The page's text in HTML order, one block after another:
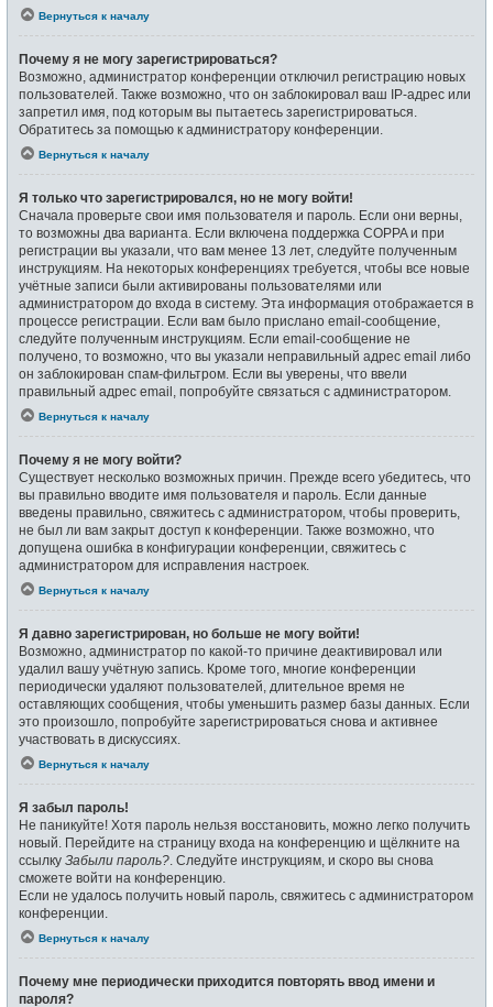
Вернуться к началу
Почему я не могу зарегистрироваться?
Возможно, администратор конференции отключил регистрацию новых
пользователей. Также возможно, что он заблокировал ваш IP-адрес или
запретил имя, под которым вы пытаетесь зарегистрироваться.
Обратитесь за помощью к администратору конференции.
Вернуться к началу
Я только что зарегистрировался, но не могу войти!
Сначала проверьте свои имя пользователя и пароль. Если они верны,
то возможны два варианта. Если включена поддержка COPPA и при
регистрации вы указали, что вам менее 13 лет, следуйте полученным
инструкциям. На некоторых конференциях требуется, чтобы все новые
учётные записи были активированы пользователями или
администратором до входа в систему. Эта информация отображается в
процессе регистрации. Если вам было прислано email-сообщение,
следуйте полученным инструкциям. Если email-сообщение не
получено, то возможно, что вы указали неправильный адрес email либо
он заблокирован спам-фильтром. Если вы уверены, что ввели
правильный адрес email, попробуйте связаться с администратором.
Вернуться к началу
Почему я не могу войти?
Существует несколько возможных причин. Прежде всего убедитесь, что
вы правильно вводите имя пользователя и пароль. Если данные
введены правильно, свяжитесь с администратором, чтобы проверить,
не был ли вам закрыт доступ к конференции. Также возможно, что
допущена ошибка в конфигурации конференции, свяжитесь с
администратором для исправления настроек.
Вернуться к началу
Я давно зарегистрирован, но больше не могу войти!
Возможно, администратор по какой-то причине деактивировал или
удалил вашу учётную запись. Кроме того, многие конференции
периодически удаляют пользователей, длительное время не
оставляющих сообщения, чтобы уменьшить размер базы данных. Если
это произошло, попробуйте зарегистрироваться снова и активнее
участвовать в дискуссиях.
Вернуться к началу
Я забыл пароль!
Не паникуйте! Хотя пароль нельзя восстановить, можно легко получить
новый. Перейдите на страницу входа на конференцию и щёлкните на
ссылку Забыли пароль? . Следуйте инструкциям, и скоро вы снова
сможете войти на конференцию.
Если не удалось получить новый пароль, свяжитесь с администратором
конференции.
Вернуться к началу
Почему мне периодически приходится повторять ввод имени и
пароля?